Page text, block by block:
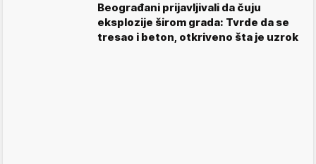
Beograđani prijavljivali da čuju
eksplozije širom grada: Tvrde da se
tresao i beton, otkriveno šta je uzrok